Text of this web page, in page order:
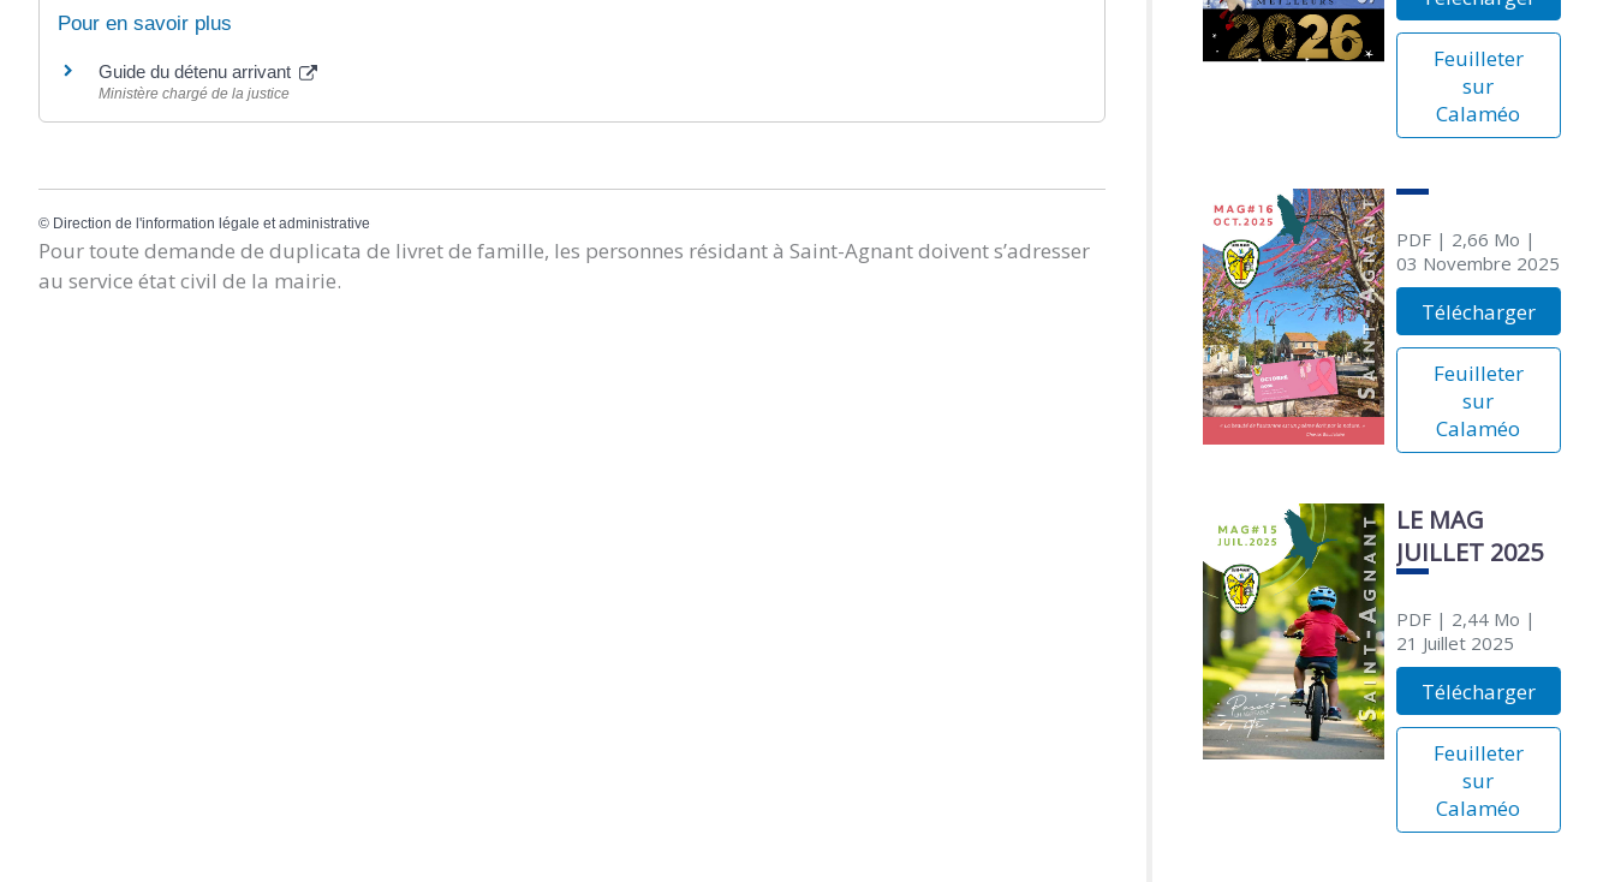
Pour en savoir plus
Guide du détenu arrivant
Ministère chargé de la justice
© Direction de l'information légale et administrative
Pour toute demande de duplicata de livret de famille, les personnes résidant à Saint-Agnant doivent s’adresser
au service état civil de la mairie.
Feuilleter
sur
Calaméo
PDF| 2,66 Mo |
03 Novembre 2025
Télécharger
Feuilleter
sur
Calaméo
LE MAG
JUILLET 2025
PDF| 2,44 Mo |
21 Juillet 2025
Télécharger
Feuilleter
sur
Calaméo